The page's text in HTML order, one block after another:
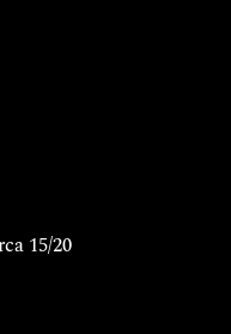
15/20